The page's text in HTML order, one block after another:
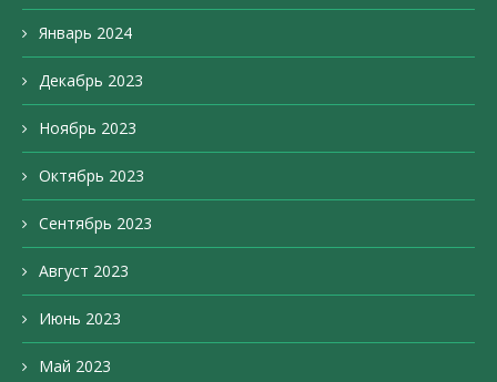
Январь 2024
Декабрь 2023
Ноябрь 2023
Октябрь 2023
Сентябрь 2023
Август 2023
Июнь 2023
Май 2023